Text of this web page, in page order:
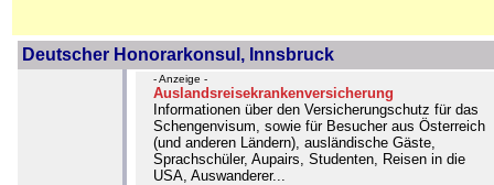
Deutscher Honorarkonsul, Innsbruck
- Anzeige -
Auslandsreisekrankenversicherung
Informationen über den Versicherungschutz für das
Schengenvisum, sowie für Besucher aus Österreich
(und anderen Ländern), ausländische Gäste,
Sprachschüler, Aupairs, Studenten, Reisen in die
USA, Auswanderer...